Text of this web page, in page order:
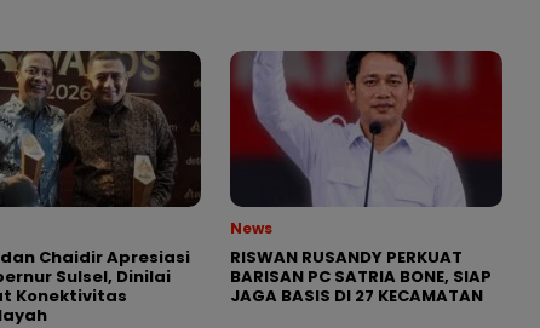
Chaidir Apresiasi
Sulsel, Dinilai
Konektivitas
News
RISWAN RUSANDY PERKUAT
BARISAN PC SATRIA BONE, SIAP
JAGA BASIS DI 27 KECAMATAN